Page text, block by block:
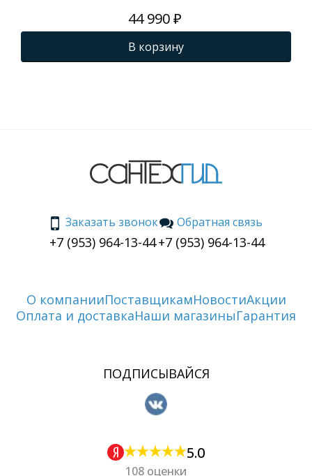
44 990 ₽
В корзину
Заказать звонок
+7 (953) 964-13-44
Обратная связь
+7 (953) 964-13-44
О компанииПоставщикамНовостиАкции
Оплата и доставкаНаши магазиныГарантия
ПОДПИСЫВАЙСЯ
5.0
108 оценки